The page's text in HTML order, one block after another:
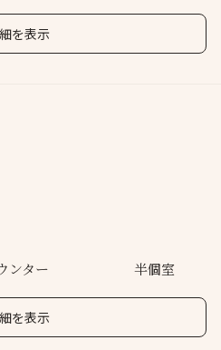
を表示
ンター 半個室
を表示